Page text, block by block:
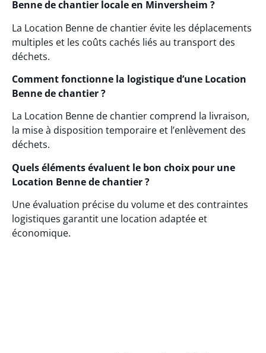
Benne de chantier locale en Minversheim ?
La Location Benne de chantier évite les déplacements
multiples et les coûts cachés liés au transport des
déchets.
Comment fonctionne la logistique d’une Location
Benne de chantier ?
La Location Benne de chantier comprend la livraison,
la mise à disposition temporaire et l’enlèvement des
déchets.
Quels éléments évaluent le bon choix pour une
Location Benne de chantier ?
Une évaluation précise du volume et des contraintes
logistiques garantit une location adaptée et
économique.